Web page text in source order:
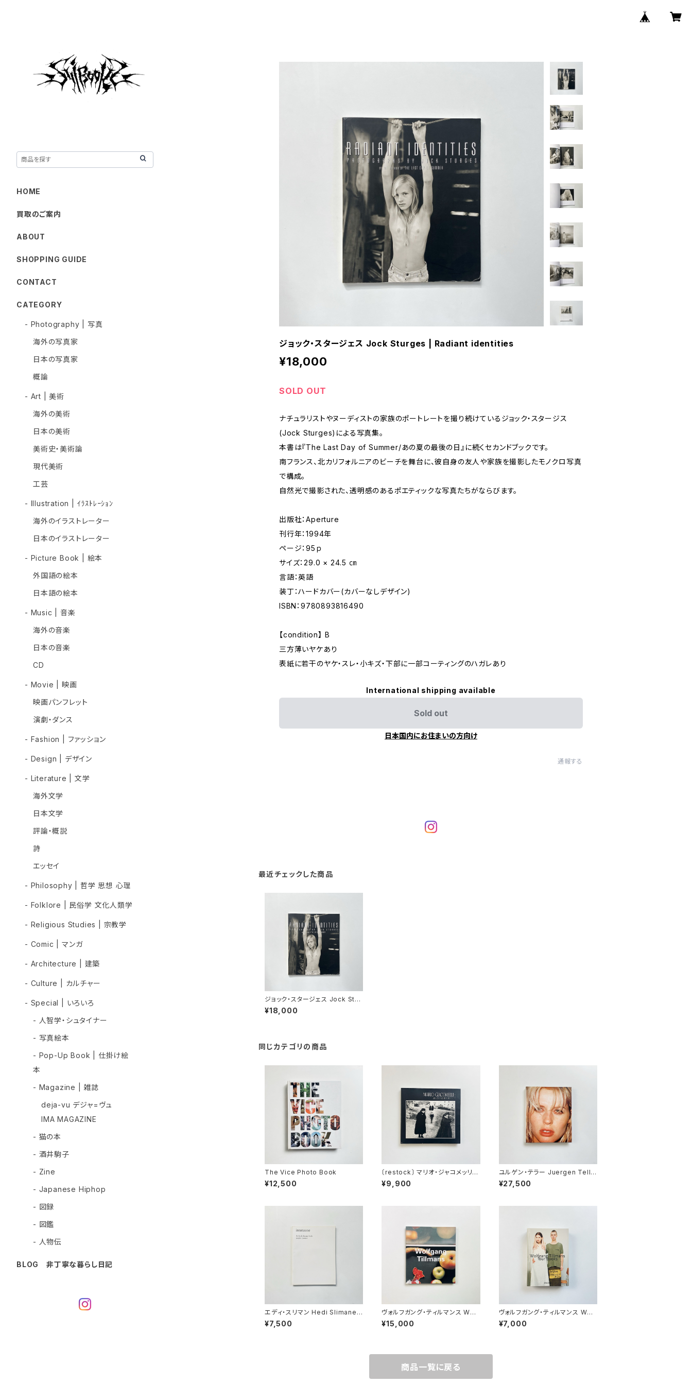
ジョック・スタージェス Jock Sturges | Radiant identities
¥18,000
SOLD OUT
ナチュラリストやヌーディストの家族のポートレートを撮り続けているジョック・スタージス
(Jock Sturges)による写真集。
本書は『The Last Day of Summer/あの夏の最後の日』に続くセカンドブックです。
南フランス、北カリフォルニアのビーチを舞台に、彼自身の友人や家族を撮影したモノクロ写真
で構成。
自然光で撮影された、透明感のあるポエティックな写真たちがならびます。
出版社：Aperture
刊行年：1994年
ページ：95ｐ
サイズ：29.0 × 24.5 ㎝
言語：英語
装丁：ハードカバー(カバーなしデザイン)
ISBN：9780893816490
【condition】 B
三方薄いヤケあり
表紙に若干のヤケ・スレ・小キズ・下部に一部コーティングのハガレあり
International shipping available
Sold out
日本国内にお住まいの方向け
通報する
最近チェックした商品
ジョック・スタージェス Jock Stur
ges | Radiant identities
¥18,000
同じカテゴリの商品
The Vice Photo Book
¥12,500
〔restock〕 マリオ・ジャコメッリ
Mario Giacomelli | 黒と白の往
還の果てに <新装版>
¥9,900
ユルゲン・テラー Juergen Telle
r | Juergen Teller
¥27,500
エディ・スリマン Hedi Slimane |
Interzone - The Hedi Sliman
e Purple Book
¥7,500
ヴォルフガング・ティルマンス Wolf
gang Tillmans（Contemporar
y artists）
¥15,000
ヴォルフガング・ティルマンス Wolf
gang Tillmans | four books
¥7,000
商品一覧に戻る
HOME
買取のご案内
ABOUT
SHOPPING GUIDE
CONTACT
CATEGORY
- Photography | 写真
海外の写真家
日本の写真家
概論
- Art | 美術
海外の美術
日本の美術
美術史・美術論
現代美術
工芸
- Illustration | ｲﾗｽﾄﾚｰｼｮﾝ
海外のイラストレーター
日本のイラストレーター
- Picture Book | 絵本
外国語の絵本
日本語の絵本
- Music | 音楽
海外の音楽
日本の音楽
CD
- Movie | 映画
映画パンフレット
演劇・ダンス
- Fashion | ファッション
- Design | デザイン
- Literature | 文学
海外文学
日本文学
評論・概説
詩
エッセイ
- Philosophy | 哲学 思想 心理
- Folklore | 民俗学 文化人類学
- Religious Studies | 宗教学
- Comic | マンガ
- Architecture | 建築
- Culture | カルチャー
- Special | いろいろ
- 人智学・シュタイナー
- 写真絵本
- Pop-Up Book | 仕掛け絵
本
- Magazine | 雑誌
deja-vu デジャ=ヴュ
IMA MAGAZINE
- 猫の本
- 酒井駒子
- Zine
- Japanese Hiphop
- 図録
- 図鑑
- 人物伝
BLOG 非丁寧な暮らし日記